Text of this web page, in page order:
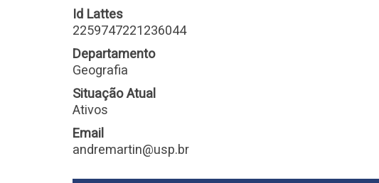
Id Lattes
2259747221236044
Departamento
Geografia
Situação Atual
Ativos
Email
andremartin@usp.br